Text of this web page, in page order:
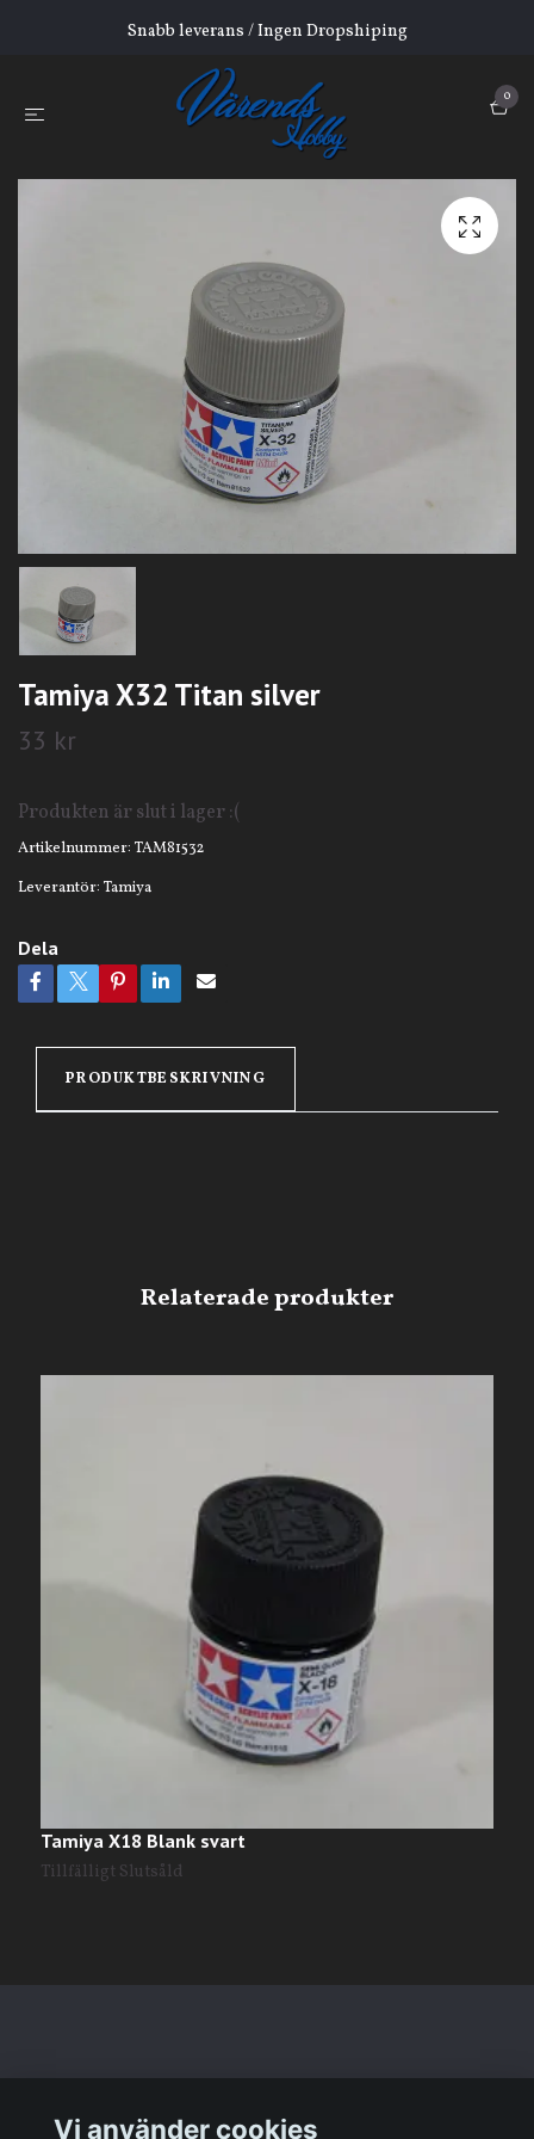
Snabb leverans / Ingen Dropshiping
0
Tamiya X32 Titan silver
33 kr
Produkten är slut i lager :(
Artikelnummer: TAM81532
Leverantör: Tamiya
Dela
PRODUKTBESKRIVNING
Tamiya X18 Blank svart
Tillfälligt Slutsåld
Vi använder cookies